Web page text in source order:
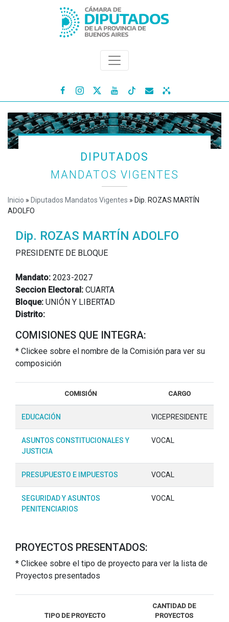
   
DIPUTADOS
MANDATOS VIGENTES
Inicio » Diputados Mandatos Vigentes » Dip. ROZAS MARTÍN
ADOLFO
Dip. ROZAS MARTÍN ADOLFO
PRESIDENTE DE BLOQUE
Mandato: 2023-2027
Seccion Electoral: CUARTA
Bloque: UNIÓN Y LIBERTAD
Distrito:
COMISIONES QUE INTEGRA:
* Clickee sobre el nombre de la Comisión para ver su
composición
COMISIÓN CARGO
EDUCACIÓN VICEPRESIDENTE
ASUNTOS CONSTITUCIONALES Y
JUSTICIA
VOCAL
PRESUPUESTO E IMPUESTOS VOCAL
SEGURIDAD Y ASUNTOS
PENITENCIARIOS
VOCAL
PROYECTOS PRESENTADOS:
* Clickee sobre el tipo de proyecto para ver la lista de
Proyectos presentados
TIPO DE PROYECTO
CANTIDAD DE
PROYECTOS